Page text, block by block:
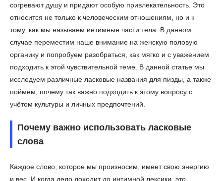
согревают душу и придают особую привлекательность. Это
относится не только к человеческим отношениям, но и к
тому, как мы называем интимные части тела. В данном
случае переместим наше внимание на женскую половую
органику и попробуем разобраться, как мягко и с уважением
подходить к этой чувствительной теме. В данной статье мы
исследуем различные ласковые названия для пизды, а также
поймем, почему так важно подходить к этому вопросу с
учётом культуры и личных предпочтений.
Почему важно использовать ласковые
слова
Каждое слово, которое мы произносим, имеет свою энергию
и вес. И когда дело доходит до интимной лексики, это